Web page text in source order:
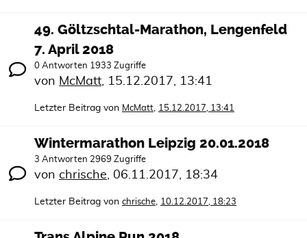
49. Göltzschtal-Marathon, Lengenfeld
7. April 2018
0 Antworten 1933 Zugriffe
von McMatt 15.12.2017, 13:41
Letzter Beitrag von McMatt 15.12.2017, 13:41
Wintermarathon Leipzig 20.01.2018
3 Antworten 2969 Zugriffe
von chrische 06.11.2017, 18:34
Letzter Beitrag von chrische 10.12.2017, 18:23